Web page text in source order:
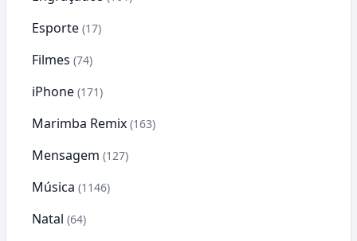
Esporte (17)
Filmes (74)
iPhone (171)
Marimba Remix (163)
Mensagem (127)
Música (1146)
Natal (64)